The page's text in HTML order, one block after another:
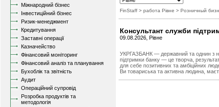
Міжнародний бізнес
Інвестиційний бізнес
Ризик-менеджмент
Кредитування
Заставні операції
Казначейство
Фінансовий моніторинг
Фінансовий аналіз та планування
Бухоблік та звітність
Аудит
Операційний супровід
Розробка продуктів та
методологія
FinStaff > работа Рівне > Розничный
Консультант служби
09.08.2026, Рівне
УКРГАЗБАНК — державний та однин з
підтримки банку — це творча,
для себе позитивних та амбіційних
Ви товариська та активна людина,